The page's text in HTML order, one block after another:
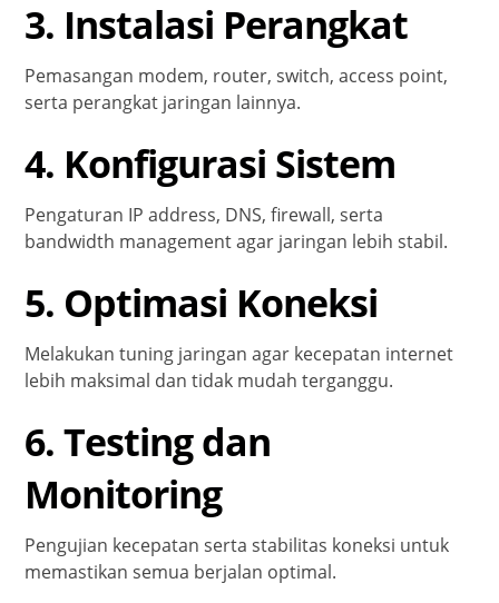
3. Instalasi Perangkat
Pemasangan modem, router, switch, access point,
serta perangkat jaringan lainnya.
4. Konfigurasi Sistem
Pengaturan IP address, DNS, firewall, serta
bandwidth management agar jaringan lebih stabil.
5. Optimasi Koneksi
Melakukan tuning jaringan agar kecepatan internet
lebih maksimal dan tidak mudah terganggu.
6. Testing dan
Monitoring
Pengujian kecepatan serta stabilitas koneksi untuk
memastikan semua berjalan optimal.